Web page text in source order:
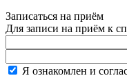
Записаться на приём
Для записи на приём к
Я ознакомлен и